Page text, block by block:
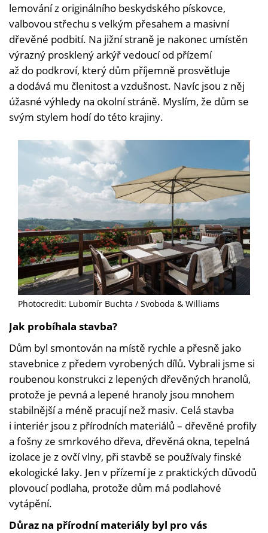
lemování z originálního beskydského pískovce,
valbovou střechu s velkým přesahem a masivní
dřevěné podbití. Na jižní straně je nakonec umístěn
výrazný prosklený arkýř vedoucí od přízemí
až do podkroví, který dům příjemně prosvětluje
a dodává mu členitost a vzdušnost. Navíc jsou z něj
úžasné výhledy na okolní stráně. Myslím, že dům se
svým stylem hodí do této krajiny.
Photocredit: Lubomír Buchta / Svoboda & Williams
Jak probíhala stavba?
Dům byl smontován na místě rychle a přesně jako
stavebnice z předem vyrobených dílů. Vybrali jsme si
roubenou konstrukci z lepených dřevěných hranolů,
protože je pevná a lepené hranoly jsou mnohem
stabilnější a méně pracují než masiv. Celá stavba
i interiér jsou z přírodních materiálů – dřevěné profily
a fošny ze smrkového dřeva, dřevěná okna, tepelná
izolace je z ovčí vlny, při stavbě se používaly finské
ekologické laky. Jen v přízemí je z praktických důvodů
plovoucí podlaha, protože dům má podlahové
vytápění.
Důraz na přírodní materiály byl pro vás